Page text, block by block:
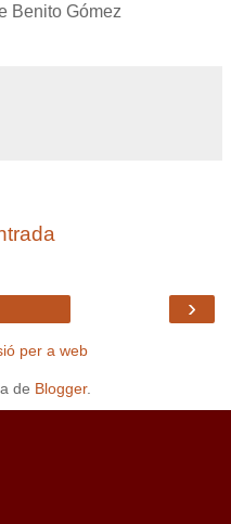
Benito Gómez
›
per a web
de Blogger.